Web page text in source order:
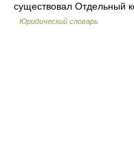
существовал Отдельный
Юридический словарь